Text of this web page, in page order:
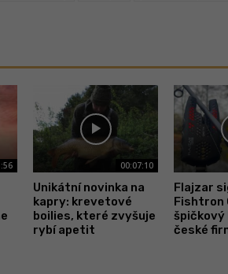
00:07:10
Unikátní novinka na
kapry: krevetové
boilies, které zvyšuje
rybí apetit
Flajzar
Fishtron
špičkový
české